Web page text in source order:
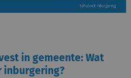
in gemeente: Wat